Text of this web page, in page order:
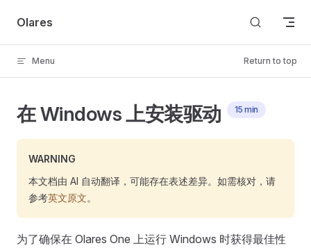
Skip to content
Olares
Menu Return to top
在 Windows 上安装驱动 15 min
WARNING
本文档由 AI 自动翻译，可能存在表述差异。如需核对，请
参考英文原文。
为了确保在 Olares One 上运行 Windows 时获得最佳性